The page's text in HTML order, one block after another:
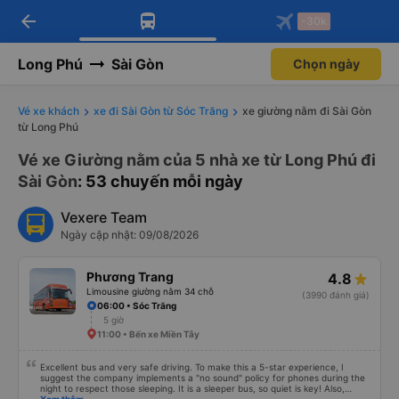
Tải app Vexere ngay!
Nhận ưu đãi thành viên độc
Mở app
Tải app Vexere
-30k/ghế khi đặt vé máy bay qua
Mở app
arrow_back -30k
Long Phú Sài Gòn Chọn ngày
Vé xe khách xe đi Sài Gòn từ Sóc Trăng
xe giường nằm đi Sài Gòn
từ Long Phú
Vé xe Giường nằm của 5 nhà xe từ Long Phú đi
Sài Gòn: 53 chuyến mỗi ngày
Vexere Team
Ngày cập nhật: 09/08/2026
Phương Trang
Limousine giường nằm 34 chỗ
4.8
(3990 đánh giá)
06:00 • Sóc Trăng
5 giờ
11:00 • Bến xe Miền Tây
Excellent bus and very safe driving. To make this a 5-star experience, I
suggest the company implements a "no sound" policy for phones during the
night to respect those sleeping. It is a sleeper bus, so quiet is key! Also,